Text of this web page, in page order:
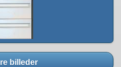
billeder